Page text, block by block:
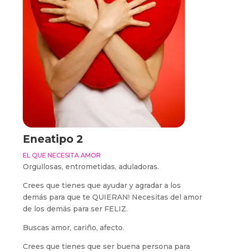
Eneatipo 2
EL QUE NECESITA AMOR
Orgullosas, entrometidas, aduladoras.
Crees que tienes que ayudar y agradar a los
demás para que te QUIERAN! Necesitas del amor
de los demás para ser FELIZ.
Buscas amor, cariño, afecto.
Crees que tienes que ser buena persona para